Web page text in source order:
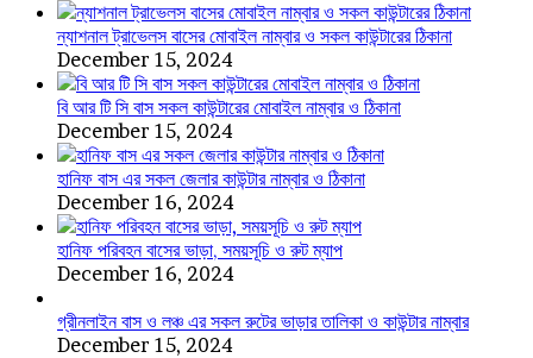
তালিকা
ন্যাশনাল ট্রাভেলস বাসের মোবাইল নাম্বার ও সকল কাউন্টারের ঠিকানা
December 15, 2024
বি আর টি সি বাস সকল কাউন্টারের মোবাইল নাম্বার ও ঠিকানা
December 15, 2024
হানিফ বাস এর সকল জেলার কাউন্টার নাম্বার ও ঠিকানা
December 16, 2024
হানিফ পরিবহন বাসের ভাড়া, সময়সূচি ও রুট ম্যাপ
December 16, 2024
গ্রীনলাইন বাস ও লঞ্চ এর সকল রুটের ভাড়ার তালিকা ও কাউন্টার নাম্বার
December 15, 2024